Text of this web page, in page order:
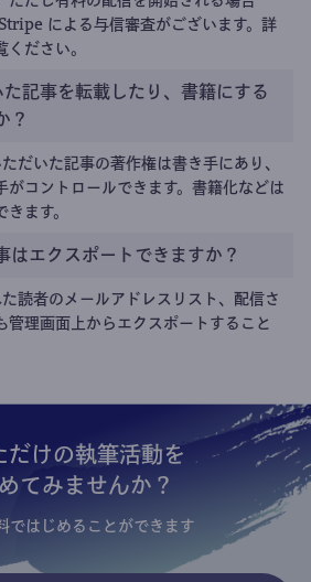
による与信審査がございます。詳
ください。
記事を転載したり、書籍にする
？
だいた記事の著作権は書き手にあり、
がコントロールできます。書籍化などは
ます。
はエクスポートできますか？
読者のメールアドレスリスト、配信さ
管理画面上からエクスポートすること
だけの執筆活動を
てみませんか？
ではじめることができます